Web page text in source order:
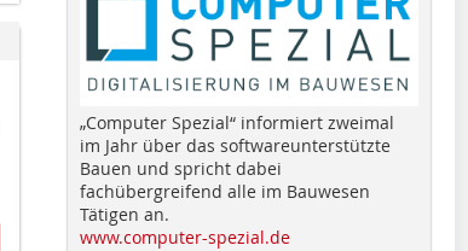
„Computer Spezial“ informiert zweimal
im Jahr über das softwareunterstützte
Bauen und spricht dabei
fachübergreifend alle im Bauwesen
Tätigen an.
www.computer-spezial.de